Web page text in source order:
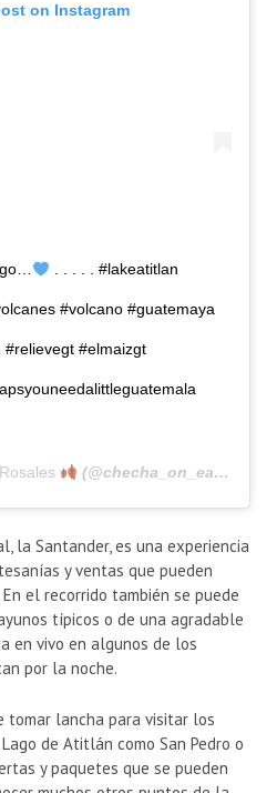
on Instagram
. . . . . #lakeatitlan
#volcano #guatemaya
#elmaizgt
(@checha_on_earth) on
la Santander, es una experiencia
y ventas que pueden
el recorrido también se puede
típicos o de una agradable
en vivo en algunos de los
por la noche.
tomar lancha para visitar los
de Atitlán como San Pedro o
y paquetes que se pueden